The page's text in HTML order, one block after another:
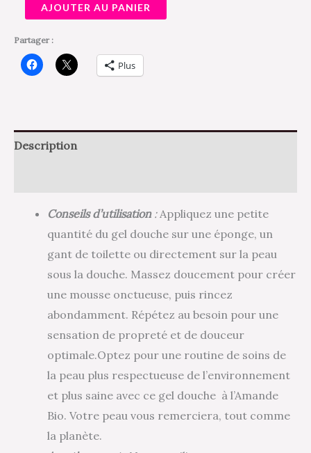
AJOUTER AU PANIER
Partager :
Plus
Description
Conseils d’utilisation: Appliquez une petite
quantité du gel douche sur une éponge, un
gant de toilette ou directement sur la peau
sous la douche. Massez doucement pour créer
une mousse onctueuse, puis rincez
abondamment. Répétez au besoin pour une
sensation de propreté et de douceur
optimale.Optez pour une routine de soins de
la peau plus respectueuse de l’environnement
et plus saine avec ce gel douche à l’Amande
Bio. Votre peau vous remerciera, tout comme
la planète.